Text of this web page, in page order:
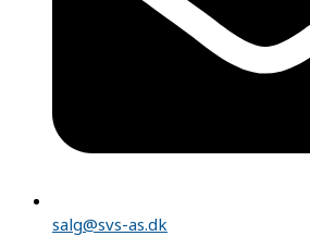
salg@svs-as.dk